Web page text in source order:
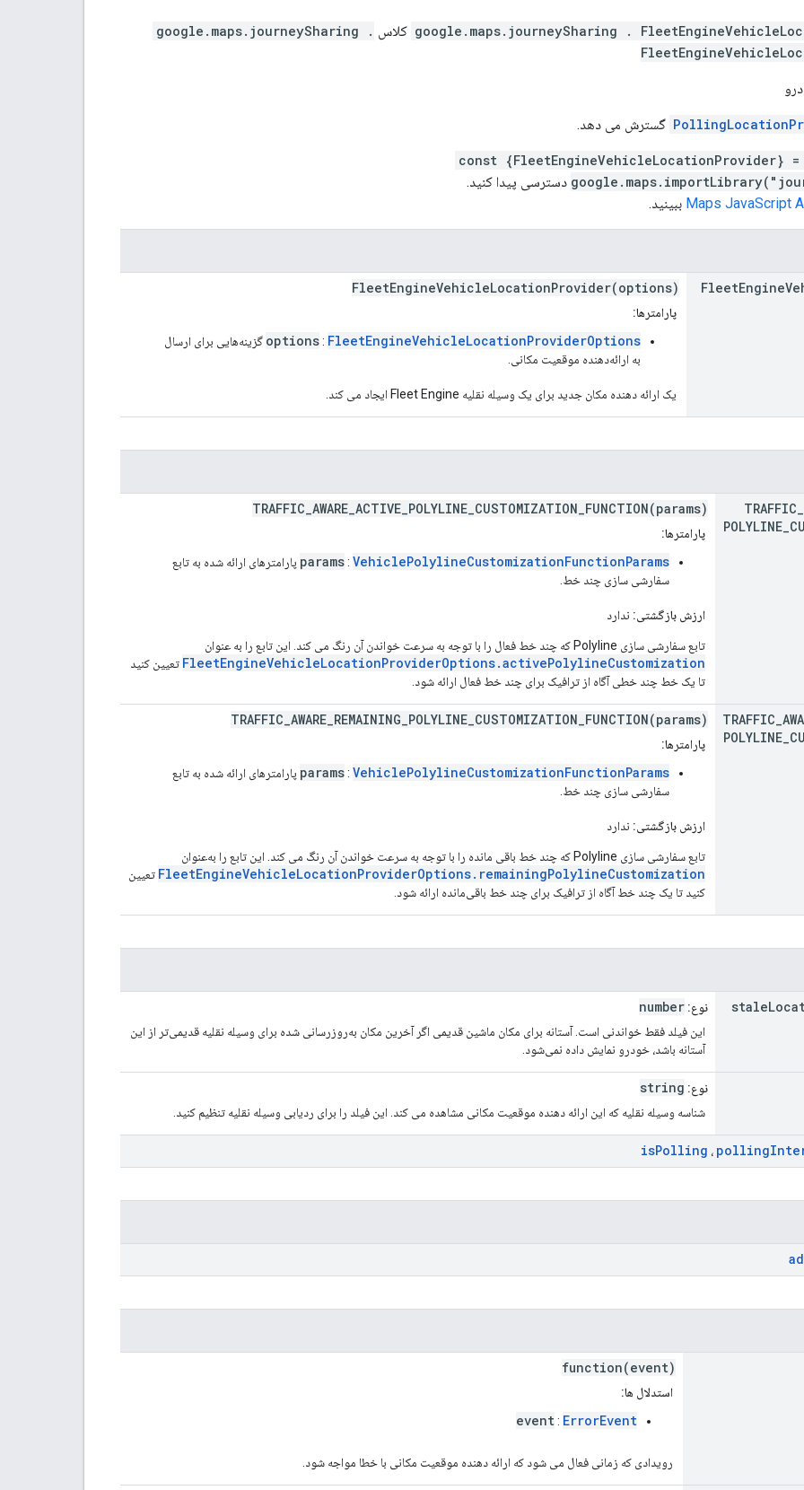
google.maps.journeySharing . کلاس google.maps.journeySharing .
گسترش می دهد.
const {FleetEngineVehicleLocationProvider}
دسترسی پیدا کنید.
ببینید.
FleetEngine
FleetEngineVehicleLocationProvider(options)
پارامترها:
options: FleetEngineVehicleLocationProviderOptions
گزینه‌هایی برای ارسال
به ارائه‌دهنده موقعیت مکانی.
یک ارائه دهنده مکان جدید برای یک وسیله نقلیه Fleet Engine ایجاد می کند.
TRAFFIC
POLYLINE
TRAFFIC_AWARE_ACTIVE_POLYLINE_CUSTOMIZATION_FUNCTION(params)
پارامترها:
params:VehiclePolylineCustomizationFunctionParams
پارامترهای ارائه شده به تابع
سفارشی سازی چند خط.
ارزش بازگشتی: ندارد
تابع سفارشی سازی Polyline که چند خط فعال را با توجه به سرعت خواندن آن رنگ می کند. این تابع را به عنوان
FleetEngineVehicleLocationProviderOptions.activePolylineCustomization تعیین کنید
تا یک خط چند خطی آگاه از ترافیک برای چند خط فعال ارائه شود.
TRAFFIC
POLYLINE
TRAFFIC_AWARE_REMAINING_POLYLINE_CUSTOMIZATION_FUNCTION(params)
پارامترها:
params:VehiclePolylineCustomizationFunctionParams
پارامترهای ارائه شده به تابع
سفارشی سازی چند خط.
ارزش بازگشتی: ندارد
تابع سفارشی سازی Polyline که چند خط باقی مانده را با توجه به سرعت خواندن آن رنگ می کند. این تابع را به‌عنوان
FleetEngineVehicleLocationProviderOptions.remainingPolylineCustomization تعیین
کنید تا یک چند خط آگاه از ترافیک برای چند خط باقی‌مانده ارائه شود.
stale نوع: number
این فیلد فقط خواندنی است. آستانه برای مکان ماشین قدیمی اگر آخرین مکان به‌روزرسانی شده برای وسیله نقلیه قدیمی‌تر از این
آستانه باشد، خودرو نمایش داده نمی‌شود.
نوع: string
شناسه وسیله نقلیه که این ارائه دهنده موقعیت مکانی مشاهده می کند. این فیلد را برای ردیابی وسیله نقلیه تنظیم کنید.
isPolling ، polling
function(event)
استدلال ها:
event: ErrorEvent
رویدادی که زمانی فعال می شود که ارائه دهنده موقعیت مکانی با خطا مواجه شود.